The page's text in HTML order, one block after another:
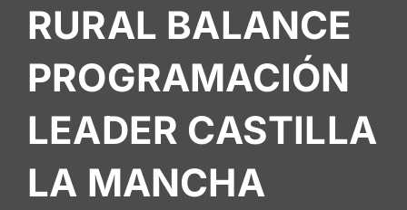
Contratante
Noticias
Contacto
Socios
RURAL BALANCE
PROGRAMACIÓN
LEADER CASTILLA
LA MANCHA